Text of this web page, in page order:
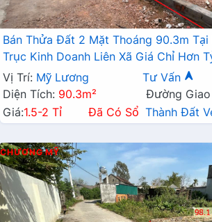
Bán Thửa Đất 2 Mặt Thoáng 90.3m
Trục Kinh Doanh Liên Xã Giá Chỉ Hơn
Vị Trí: Mỹ Lương Tư Vấn
Diện Tích: 90.3m²
Đường Giao
Giá:1.5-2 Tỉ Đã Có Sổ Thành Đất
CHƯƠNG MỸ